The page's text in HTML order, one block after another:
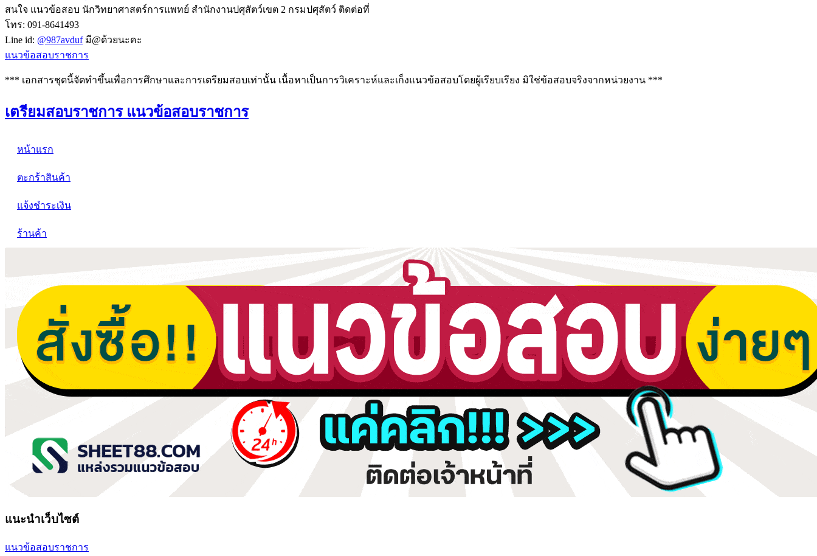
สนใจ แนวข้อสอบ นักวิทยาศาสตร์การแพทย์ สำนักงานปศุสัตว์เขต 2 กรมปศุสัตว์ ติดต่อที่
โทร: 091-8641493
Line id: @987avdufมี@ด้วยนะคะ
แนวข้อสอบราชการ
*** เอกสารชุดนี้จัดทำขึ้นเพื่อการศึกษาและการเตรียมสอบเท่านั้น เนื้อหาเป็นการวิเคราะห์และเก็งแนวข้อสอบโดยผู้เรียบเรียง มิใช่ข้อสอบจริงจากหน่วยงาน ***
เตรียมสอบราชการ แนวข้อสอบราชการ
หน้าแรก
ตะกร้าสินค้า
แจ้งชำระเงิน
ร้านค้า
แนะนำเว็บไซต์
แนวข้อสอบราชการ